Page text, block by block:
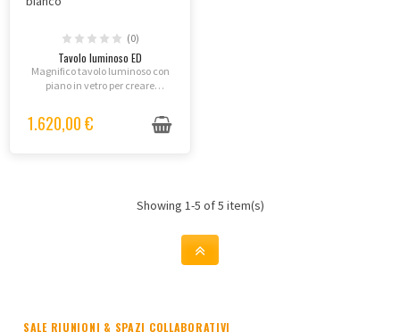
(0)
Tavolo luminoso ED
Magnifico tavolo luminoso con
piano in vetro per creare
1.620,00 €
Showing 1-5 of 5 item(s)
SALE RIUNIONI & SPAZI COLLABORATIVI